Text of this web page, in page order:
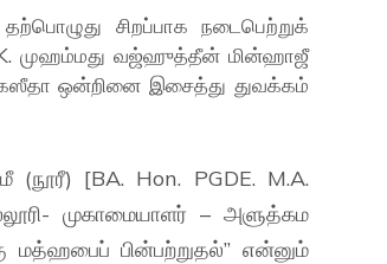
சிறப்பாக நடைபெற்றுக்
முஹம்மது வஜ்ஹுத்தீன் மின்ஹாஜீ
ஒன்றினை இசைத்து துவக்கம்
[BA. Hon. PGDE. M.A.
முகாமையாளர் – அளுத்கம
மத்ஹபைப் பின்பற்றுதல்” என்னும்